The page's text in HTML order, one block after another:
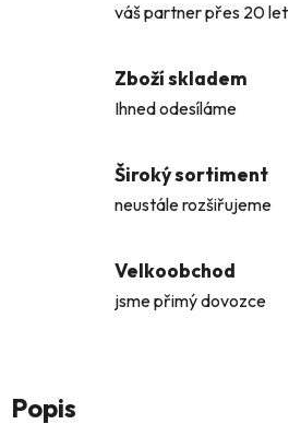
váš partner přes 20 let
Zboží skladem
Ihned odesíláme
Široký sortiment
neustále rozšiřujeme
Velkoobchod
jsme přimý dovozce
Popis